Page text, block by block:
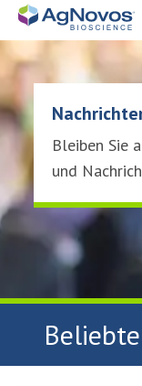
Bleiben Sie
und